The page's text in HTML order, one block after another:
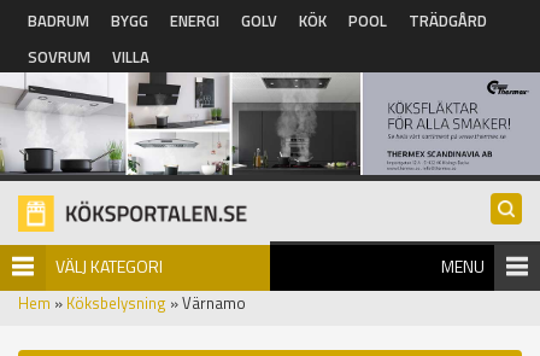
Hoppa till huvudinnehåll
BADRUM BYGG ENERGI GOLV KÖK POOL
TRÄDGÅRD
SOVRUM
VILLA
VÄLJ KATEGORI MENU
Hem » Köksbelysning » Värnamo